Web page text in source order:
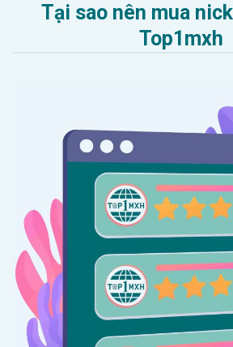
Tại sao nên mua
Top1mxh